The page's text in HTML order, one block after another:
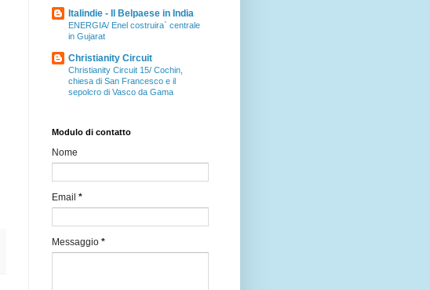
ItaIindie - Il Belpaese in India
ENERGIA/ Enel costruira` centrale
in Gujarat
Christianity Circuit
Christianity Circuit 15/ Cochin,
chiesa di San Francesco e il
sepolcro di Vasco da Gama
Modulo di contatto
Nome
Email *
Messaggio *